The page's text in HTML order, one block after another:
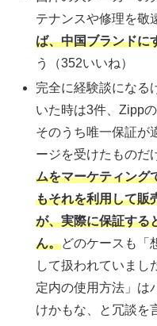
テナンスや修理を敬
ば、中国ブランドに
う（352いいね）
完全に経験談になる
いた時は3件、Zipp
そのうち唯一保証が
ージを受けたものだ
ムをマーケティング
もそれを利用して販
が、実際に保証する
ん。どのケースも「
して扱われていまし
定内の使用方法」は
けかもな、と冗談を